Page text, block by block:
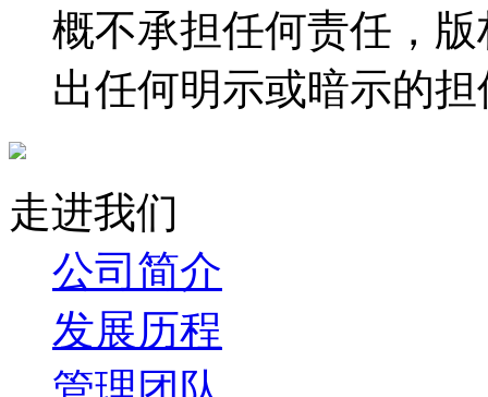
概不承担任何责任，
出任何明示或暗示的
走进我们
公司简介
发展历程